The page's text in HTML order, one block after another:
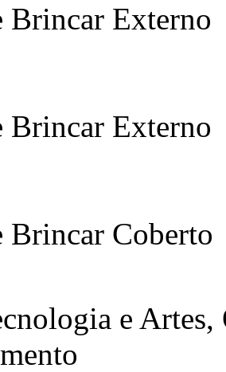
Brincar Externo
Brincar Externo
Brincar Coberto
e